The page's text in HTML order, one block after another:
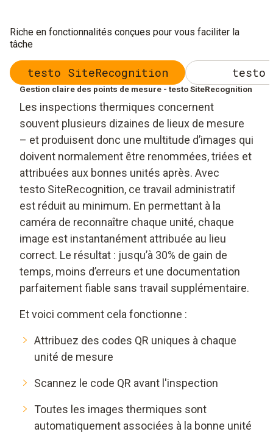
Riche en fonctionnalités conçues pour vous faciliter la
tâche
testo SiteRecognition testo
Gestion claire des points de mesure - testo SiteRecognition
Les inspections thermiques concernent
souvent plusieurs dizaines de lieux de mesure
– et produisent donc une multitude d’images qui
doivent normalement être renommées, triées et
attribuées aux bonnes unités après. Avec
testo SiteRecognition, ce travail administratif
est réduit au minimum. En permettant à la
caméra de reconnaître chaque unité, chaque
image est instantanément attribuée au lieu
correct. Le résultat : jusqu’à 30% de gain de
temps, moins d’erreurs et une documentation
parfaitement fiable sans travail supplémentaire.
Et voici comment cela fonctionne :
Attribuez des codes QR uniques à chaque
unité de mesure
Scannez le code QR avant l'inspection
Toutes les images thermiques sont
automatiquement associées à la bonne unité